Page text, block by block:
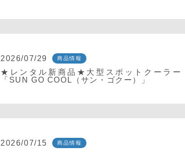
2026/07/29 商品情報
★レンタル新商品★大型スポットクーラー
「SUN GO COOL（サン・ゴクー）」
2026/07/15 商品情報